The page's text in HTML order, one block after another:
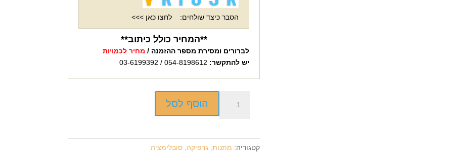
הסבר כיצד שולחים: לחצו כאן >>>
**המחיר כולל כיתוב**
לברורים ומסירת מספר ההזמנה / מחיר לכמויות
יש להתקשר:
הוסף לסל
קטגוריה: מתנות, גרפיקה, סובלימציה